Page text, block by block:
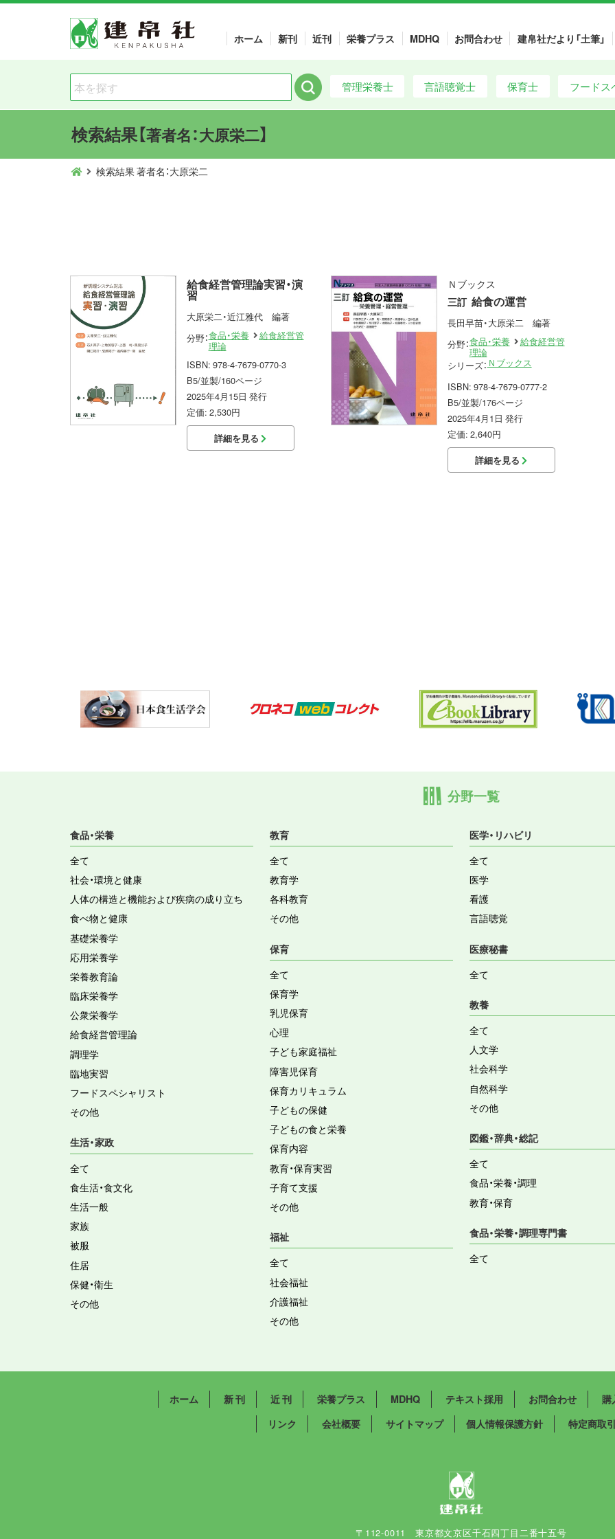
ホーム 新刊 近刊 栄養プラス MDHQ お問合わせ 建帛社だより「土筆」
管理栄養士 言語聴覚士 保育士 フードス
検索結果【著者名：大原栄二】
検索結果 著者名：大原栄二
給食経営管理論実習・演
習
大原栄二・近江雅代 編著
分野：食品・栄養
給食経営管
理論
ISBN: 978-4-7679-0770-3
B5/並製/160ページ
2025年4月15日 発行
定価: 2,530円
詳細を見る
Ｎブックス
三訂 給食の運営
長田早苗・大原栄二 編著
分野：食品・栄養
給食経営管
理論
シリーズ：Ｎブックス
ISBN: 978-4-7679-0777-2
B5/並製/176ページ
2025年4月1日 発行
定価: 2,640円
詳細を見る
分野一覧
食品・栄養
全て
社会・環境と健康
人体の構造と機能および疾病の成り立ち
食べ物と健康
基礎栄養学
応用栄養学
栄養教育論
臨床栄養学
公衆栄養学
給食経営管理論
調理学
臨地実習
フードスペシャリスト
その他
生活・家政
全て
食生活・食文化
生活一般
家族
被服
住居
保健・衛生
その他
教育
全て
教育学
各科教育
その他
保育
全て
保育学
乳児保育
心理
子ども家庭福祉
障害児保育
保育カリキュラム
子どもの保健
子どもの食と栄養
保育内容
教育・保育実習
子育て支援
その他
福祉
全て
社会福祉
介護福祉
その他
医学・リハビリ
全て
医学
看護
言語聴覚
医療秘書
全て
教養
全て
人文学
社会科学
自然科学
その他
図鑑・辞典・総記
全て
食品・栄養・調理
教育・保育
食品・栄養・調理専門書
全て
ホーム 新 刊 近 刊 栄養プラス MDHQ テキスト採用 お問合わせ 購
リンク
会社概要 サイトマップ 個人情報保護方針 特定商取
〒112-0011 東京都文京区千石四丁目二番十五号